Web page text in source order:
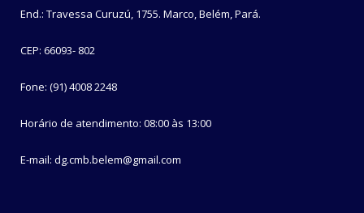
End.: Travessa Curuzú, 1755. Marco, Belém, Pará.
CEP: 66093- 802
Fone: (91) 4008 2248
Horário de atendimento: 08:00 às 13:00
E-mail: dg.cmb.belem@gmail.com